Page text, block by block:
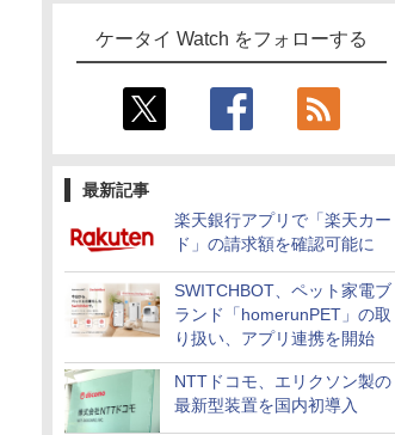
ケータイ Watch をフォローする
最新記事
楽天銀行アプリで「楽天カー
ド」の請求額を確認可能に
SWITCHBOT、ペット家電ブ
ランド「homerunPET」の取
り扱い、アプリ連携を開始
NTTドコモ、エリクソン製の
最新型装置を国内初導入